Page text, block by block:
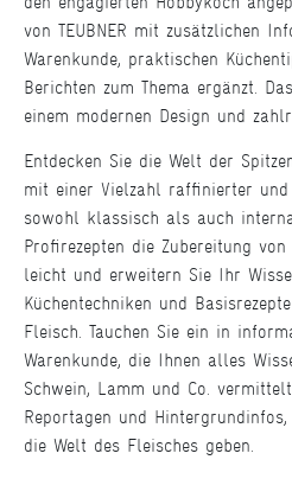
von TEUBNER mit zusätzlichen
Warenkunde, praktischen
Berichten zum Thema ergänzt.
einem modernen Design und
Entdecken Sie die Welt der
mit einer Vielzahl raffinierter
sowohl klassisch als auch
Profirezepten die Zubereitung
leicht und erweitern Sie Ihr
Küchentechniken und
Fleisch. Tauchen Sie ein in
Warenkunde, die Ihnen alles
Schwein, Lamm und Co.
Reportagen und
die Welt des Fleisches geben.